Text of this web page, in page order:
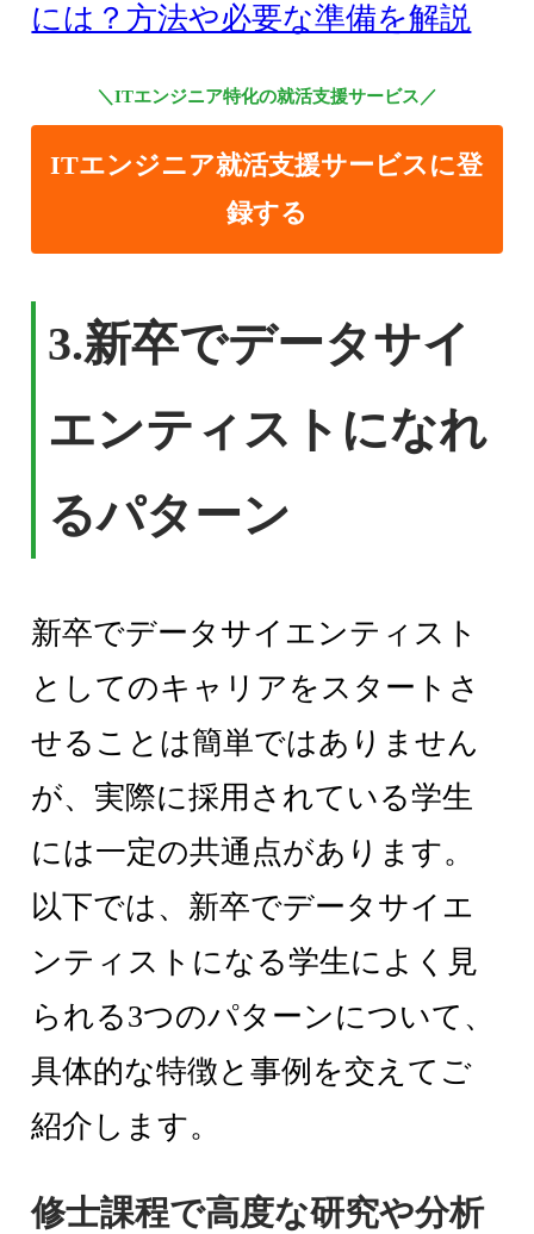
には？方法や必要な準備を解説
＼ITエンジニア特化の就活支援サービス／
ITエンジニア就活支援サービスに登
録する
3.新卒でデータサイ
エンティストになれ
るパターン
新卒でデータサイエンティスト
としてのキャリアをスタートさ
せることは簡単ではありません
が、実際に採用されている学生
には一定の共通点があります。
以下では、新卒でデータサイエ
ンティストになる学生によく見
られる3つのパターンについて、
具体的な特徴と事例を交えてご
紹介します。
修士課程で高度な研究や分析